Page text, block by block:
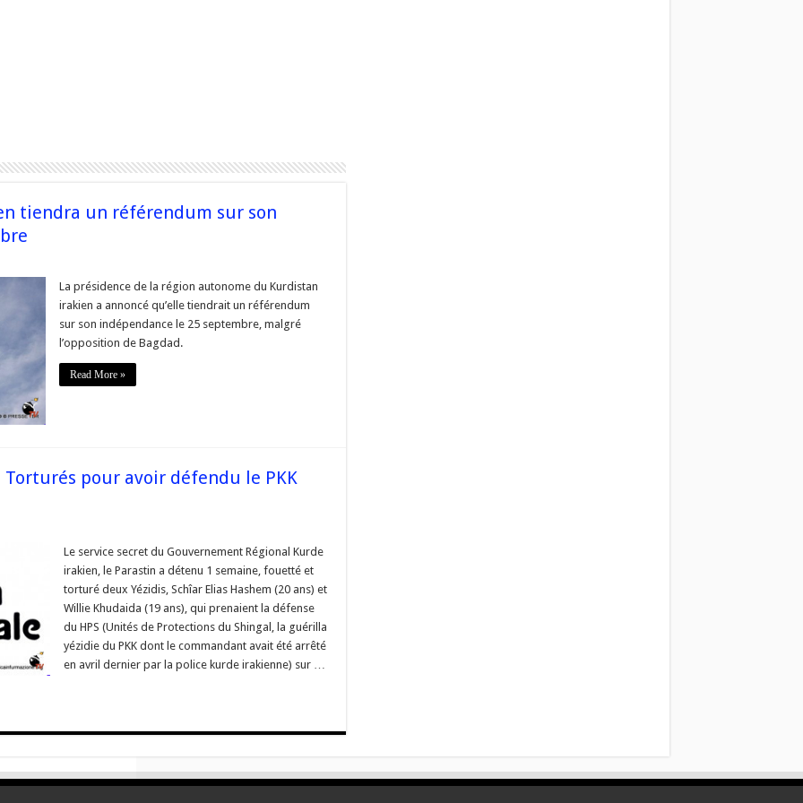
tiendra un référendum sur son
La présidence de la région autonome du Kurdistan
irakien a annoncé qu’elle tiendrait un référendum
sur son indépendance le 25 septembre, malgré
l’opposition de Bagdad.
Read More »
pour avoir défendu le PKK
Le service secret du Gouvernement Régional Kurde
irakien, le Parastin a détenu 1 semaine, fouetté et
torturé deux Yézidis, Schîar Elias Hashem (20 ans) et
Willie Khudaida (19 ans), qui prenaient la défense
du HPS (Unités de Protections du Shingal, la guérilla
yézidie du PKK dont le commandant avait été arrêté
en avril dernier par la police kurde irakienne) sur …